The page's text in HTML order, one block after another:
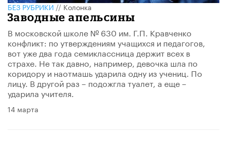
БЕЗ РУБРИКИ//Колонка
Заводные апельсины
В московской школе № 630 им. Г.П. Кравченко
конфликт: по утверждениям учащихся и педагогов,
вот уже два года семиклассница держит всех в
страхе. Не так давно, например, девочка шла по
коридору и наотмашь ударила одну из учениц. По
лицу. В другой раз – подожгла туалет, а еще –
ударила учителя.
14 марта